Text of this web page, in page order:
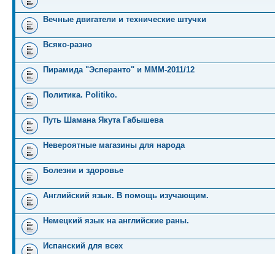
Вечные двигатели и технические штучки
Всяко-разно
Пирамида "Эсперанто" и MMM-2011/12
Политика. Politiko.
Путь Шамана Якута Габышева
Невероятные магазины для народа
Болезни и здоровье
Английский язык. В помощь изучающим.
Немецкий язык на английские раны.
Испанский для всех